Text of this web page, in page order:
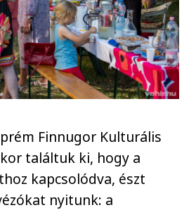
Finnugor Kulturális
találtuk ki, hogy a
kapcsolódva, észt
nyitunk: a